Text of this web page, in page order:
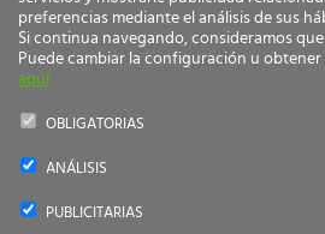
preferencias mediante el análisis de sus
Si continua navegando, consideramos
Puede cambiar la configuración u
aquí
OBLIGATORIAS
ANÁLISIS
PUBLICITARIAS